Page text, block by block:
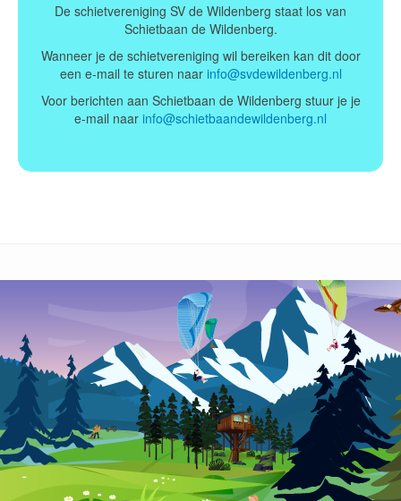
De schietvereniging SV de Wildenberg staat los van
Schietbaan de Wildenberg.
Wanneer je de schietvereniging wil bereiken kan dit door
een e-mail te sturen naar info@svdewildenberg.nl
Voor berichten aan Schietbaan de Wildenberg stuur je je
e-mail naar info@schietbaandewildenberg.nl